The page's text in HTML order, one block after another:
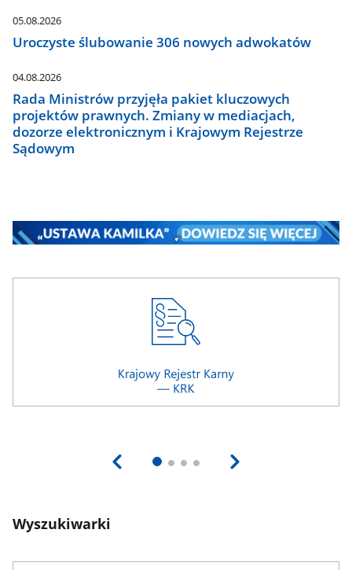
05.08.2026
Uroczyste ślubowanie 306 nowych adwokatów
04.08.2026
Rada Ministrów przyjęła pakiet kluczowych
projektów prawnych. Zmiany w mediacjach,
dozorze elektronicznym i Krajowym Rejestrze
Sądowym
Wyszukiwarki